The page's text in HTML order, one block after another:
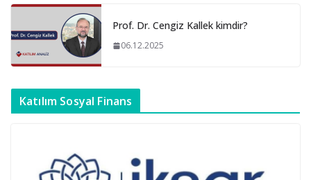
Prof. Dr. Cengiz Kallek kimdir?
06.12.2025
Katılım Sosyal Finans